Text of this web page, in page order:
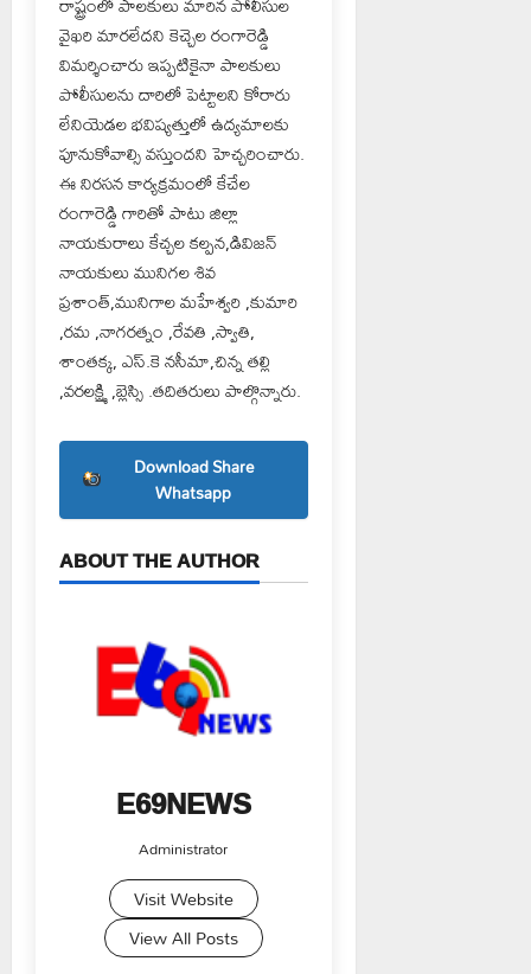
వైఖరి మారలేదని కెచ్చెల రంగారెడ్డి
విమర్శించారు ఇప్పటికైనా పాలకులు
పోలీసులను దారిలో పెట్టాలని కోరారు
లేనియెడల భవిష్యత్తులో ఉద్యమాలకు
పూనుకోవాల్సి వస్తుందని హెచ్చరించారు.
ఈ నిరసన కార్యక్రమంలో కేచేల
రంగారెడ్డి గారితో పాటు జిల్లా
నాయకురాలు కేచ్చల కల్పన,డివిజన్
నాయకులు మునిగల శివ
ప్రశాంత్,మునిగాల మహేశ్వరి ,కుమారి
,రమ ,నాగరత్నం ,రేవతి ,స్వాతి,
శాంతక్క, ఎస్.కె నసీమా,చిన్న తల్లి
,వరలక్ష్మి ,బ్లెస్సి .తదితరులు పాల్గొన్నారు.
Download Share
Whatsapp
ABOUT THE AUTHOR
E69NEWS
Administrator
Visit Website
View All Posts